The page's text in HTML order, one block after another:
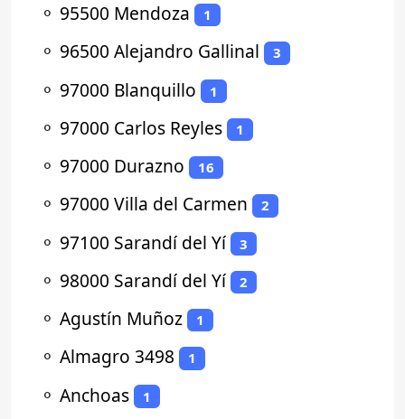
⚬ 95500 Mendoza 1
⚬ 96500 Alejandro Gallinal 3
⚬ 97000 Blanquillo 1
⚬ 97000 Carlos Reyles 1
⚬ 97000 Durazno 16
⚬ 97000 Villa del Carmen 2
⚬ 97100 Sarandí del Yí 3
⚬ 98000 Sarandí del Yí 2
⚬ Agustín Muñoz 1
⚬ Almagro 3498 1
⚬ Anchoas 1